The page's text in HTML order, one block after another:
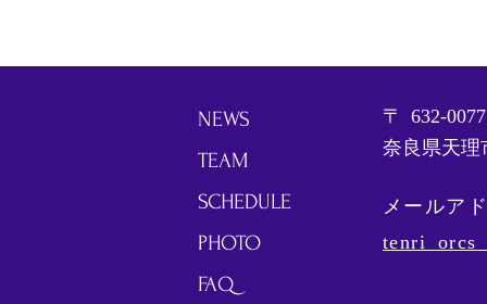
NEWS
TEAM
SCHEDULE
PHOTO
FAQ
〒 632-0077
奈良県天理
メールア